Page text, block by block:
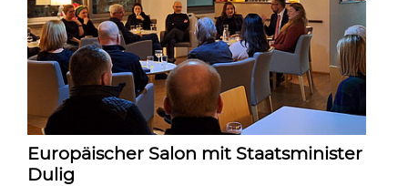
Europäischer Salon mit Staatsminister
Dulig